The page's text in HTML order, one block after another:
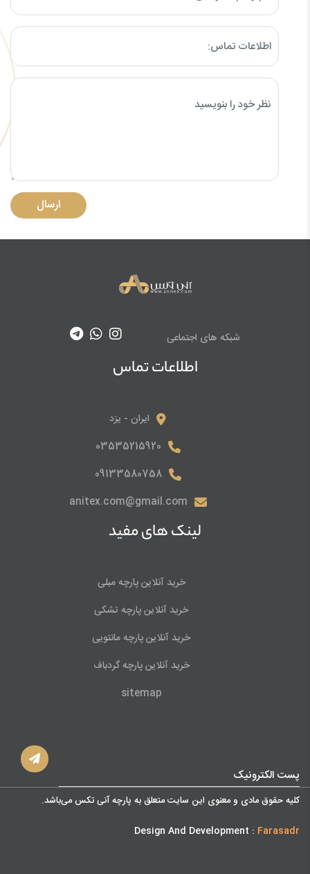
ارسال
شبکه های اجتماعی
اطلاعات تماس
ایران - یزد
03535215920
09133580758
anitex.com@gmail.com
لینک های مفید
خرید آنلاین پارچه مبلی
خرید آنلاین پارچه تشکی
خرید آنلاین پارچه مانتویی
خرید آنلاین پارچه گردباف
sitemap
پست الکترونیک
کليه حقوق مادی و معنوی اين سايت متعلق به پارچه آنی تکس می‌باشد.
Design And Development : Farasadr